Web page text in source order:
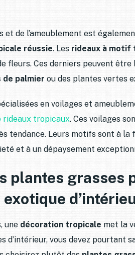
et de l’ameublement est
réussie. Les rideaux à motif
fleurs. Ces derniers peuvent être
palmier ou des plantes vertes
en voilages et
rideaux tropicaux. Ces voilages
tendance. Leurs motifs sont à la
et à un dépaysement
plantes grasses
une décoration tropicale met la
d’intérieur, vous devez pourtant